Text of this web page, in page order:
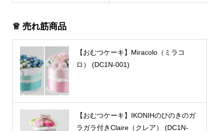
♕ 売れ筋商品
【おむつケーキ】Miracolo（ミラコ
ロ） (DC1N-001)
【おむつケーキ】IKONIHのひのきのガ
ラガラ付きClaire（クレア） (DC1N-